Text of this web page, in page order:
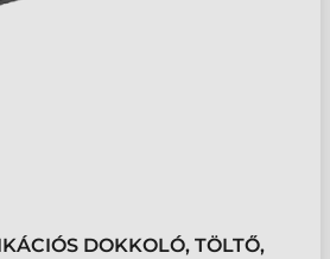
DOKKOLÓ, TÖLTŐ,